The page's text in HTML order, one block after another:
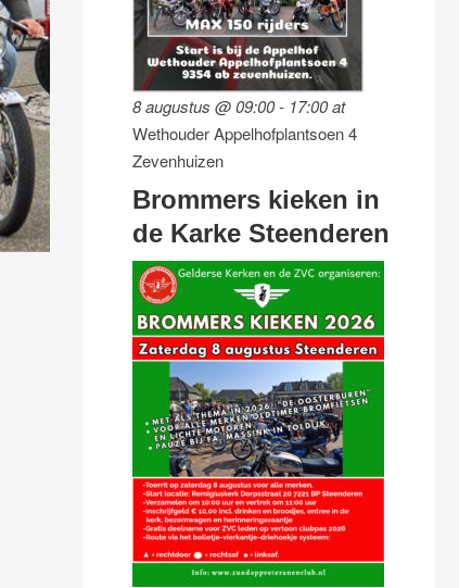
8 augustus @ 09:00- 17:00at
Wethouder Appelhofplantsoen 4
Zevenhuizen
Brommers kieken in
de Karke Steenderen